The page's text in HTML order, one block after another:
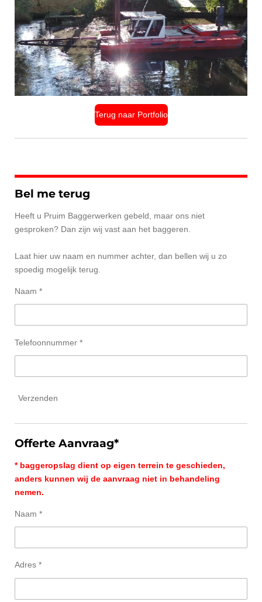
Terug naar Portfolio
Bel me terug
Heeft u Pruim Baggerwerken gebeld, maar ons niet
gesproken? Dan zijn wij vast aan het baggeren.
Laat hier uw naam en nummer achter, dan bellen wij u zo
spoedig mogelijk terug.
Naam *
Telefoonnummer *
Verzenden
Offerte Aanvraag*
* baggeropslag dient op eigen terrein te geschieden,
anders kunnen wij de aanvraag niet in behandeling
nemen.
Naam *
Adres *